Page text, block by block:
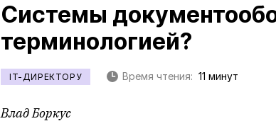
Системы
терминологией?
IT-ДИРЕКТОРУ Время чтения: 11 минут
Влад Боркус